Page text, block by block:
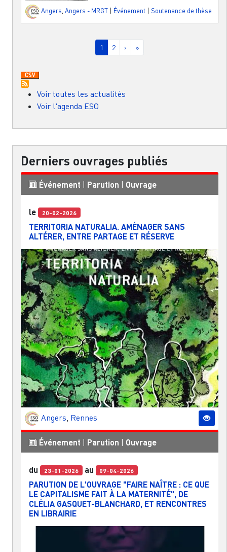
Angers Angers - MRGT Événement Soutenance de thèse
Page courante
1 Page
2 Page suivante
› Dernière page
»
Voir toutes les actualités
Voir l'agenda ESO
Derniers ouvrages publiés
Événement | Parution | Ouvrage
le 20-02-2026
TERRITORIA NATURALIA. AMÉNAGER SANS
ALTÉRER, ENTRE PARTAGE ET RÉSERVE
Angers Rennes
Événement Parution Ouvrage
du 23-01-2026 au 09-04-2026
PARUTION DE L'OUVRAGE "FAIRE NAÎTRE : CE QUE
LE CAPITALISME FAIT À LA MATERNITÉ", DE
CLÉLIA GASQUET-BLANCHARD, ET RENCONTRES
EN LIBRAIRIE